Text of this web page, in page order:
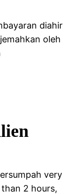
diahir
oleh
very
2 hours,